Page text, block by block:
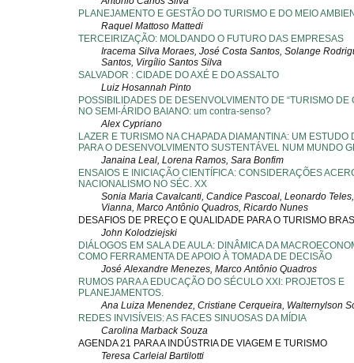
PLANEJAMENTO E GESTÃO DO TURISMO E DO MEIO
Raquel Mattoso Mattedi
TERCEIRIZAÇÃO: MOLDANDO O FUTURO DAS EMPRESAS
Iracema Silva Moraes, José Costa Santos, Solange
Santos, Virgílio Santos Silva
SALVADOR : CIDADE DO AXÉ E DO ASSALTO
Luiz Hosannah Pinto
POSSIBILIDADES DE DESENVOLVIMENTO DE “TURISMO DE
NO SEMI-ÁRIDO BAIANO: um contra-senso?
Alex Cypriano
LAZER E TURISMO NA CHAPADA DIAMANTINA: UM ESTUDO
PARA O DESENVOLVIMENTO SUSTENTÁVEL NUM MUNDO
Janaina Leal, Lorena Ramos, Sara Bonfim
ENSAIOS E INICIAÇÃO CIENTÍFICA: CONSIDERAÇÕES
NACIONALISMO NO SÉC. XX
Sonia Maria Cavalcanti, Candice Pascoal, Leonardo
Vianna, Marco Antônio Quadros, Ricardo Nunes
DESAFIOS DE PREÇO E QUALIDADE PARA O TURISMO
John Kolodziejski
DIÁLOGOS EM SALA DE AULA: DINÂMICA DA
COMO FERRAMENTA DE APOIO À TOMADA DE DECISÃO
José Alexandre Menezes, Marco Antônio Quadros
RUMOS PARA A EDUCAÇÃO DO SÉCULO XXI: PROJETOS E
PLANEJAMENTOS.
Ana Luiza Menendez, Cristiane Cerqueira, Walternylson
REDES INVISÍVEIS: AS FACES SINUOSAS DA MÍDIA
Carolina Marback Souza
AGENDA 21 PARA A INDÚSTRIA DE VIAGEM E TURISMO
Teresa Carleial Bartilotti